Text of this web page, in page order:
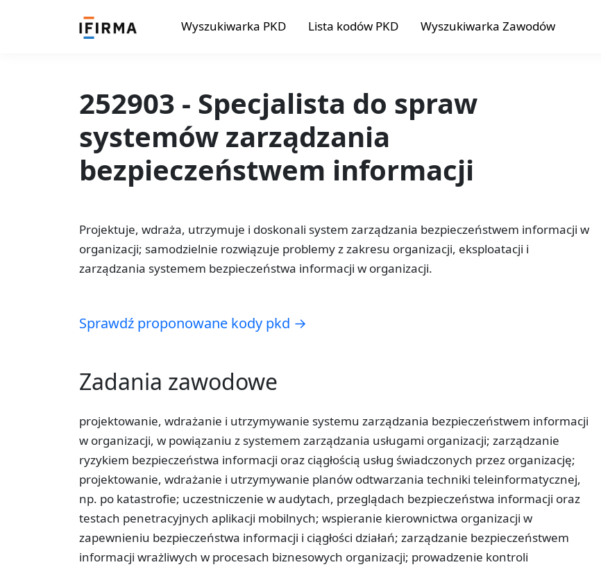
Wyszukiwarka PKD Lista kodów PKD Wyszukiwarka Zawodów
252903 - Specjalista do spraw
systemów zarządzania
bezpieczeństwem informacji
Projektuje, wdraża, utrzymuje i doskonali system zarządzania bezpieczeństwem informacji w
organizacji; samodzielnie rozwiązuje problemy z zakresu organizacji, eksploatacji i
zarządzania systemem bezpieczeństwa informacji w organizacji.
Sprawdź proponowane kody pkd →
Zadania zawodowe
projektowanie, wdrażanie i utrzymywanie systemu zarządzania bezpieczeństwem informacji
w organizacji, w powiązaniu z systemem zarządzania usługami organizacji; zarządzanie
ryzykiem bezpieczeństwa informacji oraz ciągłością usług świadczonych przez organizację;
projektowanie, wdrażanie i utrzymywanie planów odtwarzania techniki teleinformatycznej,
np. po katastrofie; uczestniczenie w audytach, przeglądach bezpieczeństwa informacji oraz
testach penetracyjnych aplikacji mobilnych; wspieranie kierownictwa organizacji w
zapewnieniu bezpieczeństwa informacji i ciągłości działań; zarządzanie bezpieczeństwem
informacji wrażliwych w procesach biznesowych organizacji; prowadzenie kontroli